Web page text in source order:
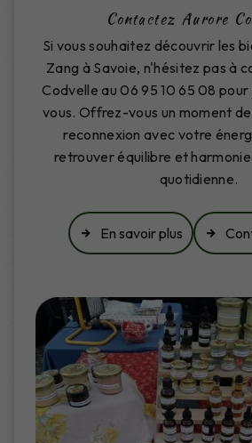
Contactez Aurore
Si vous souhaitez découvrir les
Zang à Savoie, n'hésitez pas à
Codvelle au 06 95 10 65 08
vous. Offrez-vous un moment
reconnexion avec votre
retrouver équilibre et
quotidienne.
En savoir plus